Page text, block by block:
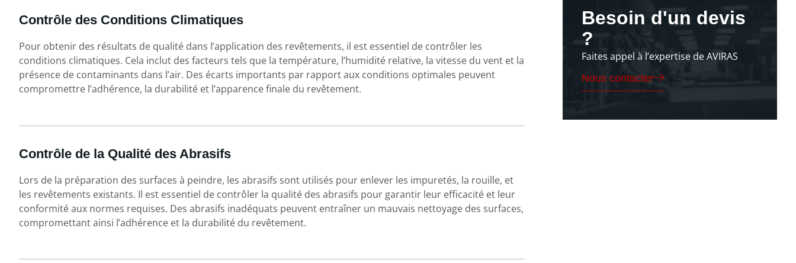
Contrôle des Conditions Climatiques
Pour obtenir des résultats de qualité dans l’application des revêtements, il est essentiel de contrôler les
conditions climatiques. Cela inclut des facteurs tels que la température, l’humidité relative, la vitesse du vent et la
présence de contaminants dans l’air. Des écarts importants par rapport aux conditions optimales peuvent
compromettre l’adhérence, la durabilité et l’apparence finale du revêtement.
Contrôle de la Qualité des Abrasifs
Lors de la préparation des surfaces à peindre, les abrasifs sont utilisés pour enlever les impuretés, la rouille, et
les revêtements existants. Il est essentiel de contrôler la qualité des abrasifs pour garantir leur efficacité et leur
conformité aux normes requises. Des abrasifs inadéquats peuvent entraîner un mauvais nettoyage des surfaces,
compromettant ainsi l’adhérence et la durabilité du revêtement.
Besoin d'un devis
?
Faites appel à l’expertise de AVIRAS
Nous contacter